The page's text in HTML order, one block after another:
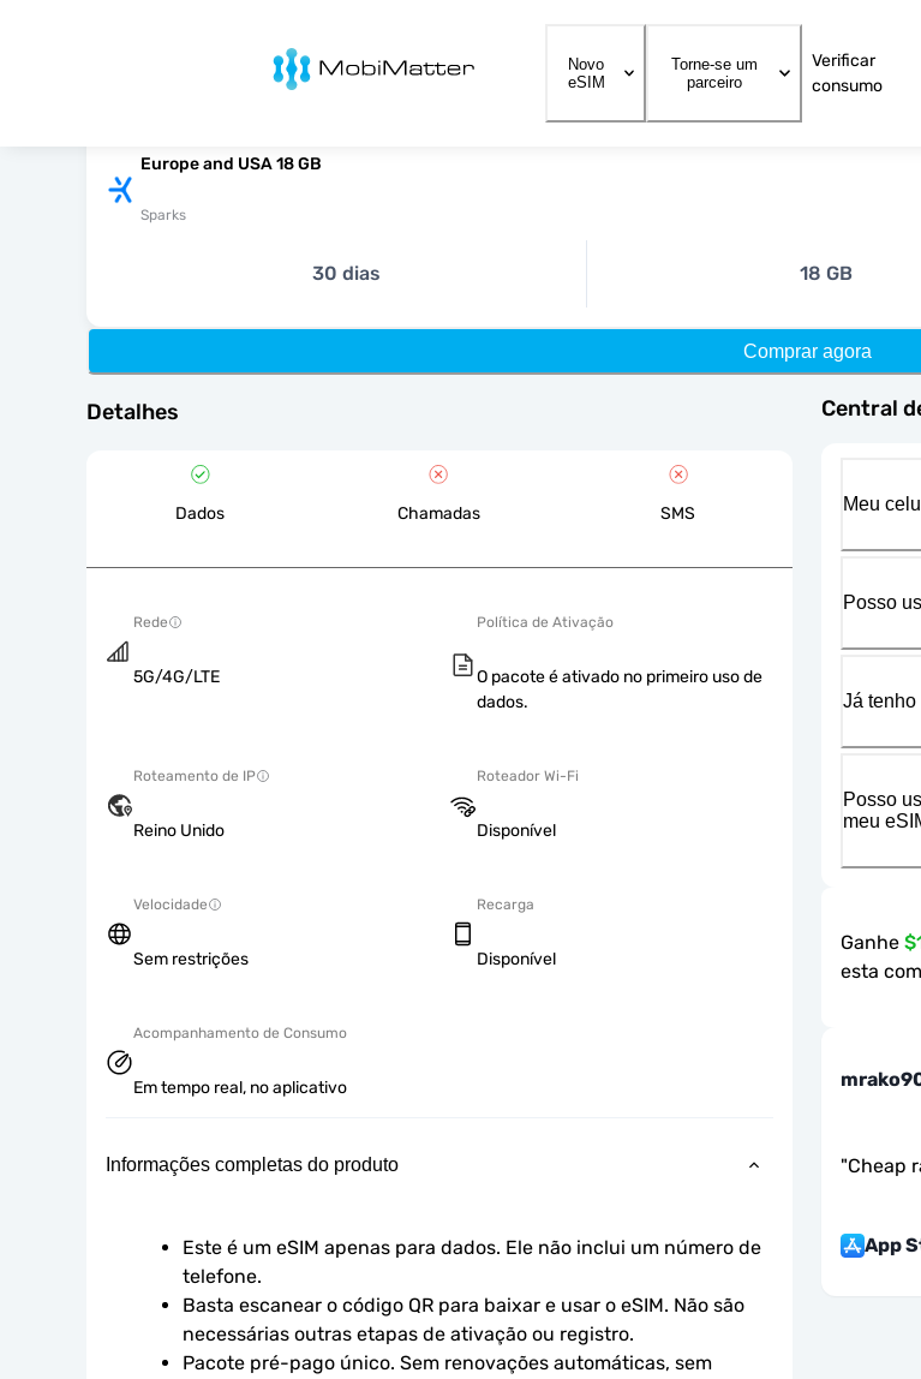
MobiMatter
Novo
eSIM
Torne-se um
parceiro
Verificar
consumo
Europe and USA 18 GB
Sparks
30 dias 18 GB
Comprar agora
Detalhes
Dados Chamadas SMS
Rede
5G/4G/LTE
Política de Ativação
O pacote é ativado no primeiro uso de
dados.
Roteamento de IP
Reino Unido
Roteador Wi-Fi
Disponível
Velocidade
Sem restrições
Recarga
Disponível
Acompanhamento de Consumo
Em tempo real, no aplicativo
Informações completas do produto
Este é um eSIM apenas para dados. Ele não inclui um número de
telefone.
Basta escanear o código QR para baixar e usar o eSIM. Não são
necessárias outras etapas de ativação ou registro.
Pacote pré-pago único. Sem renovações automáticas, sem
Central
Meu
Posso
Já tenho
Posso
meu
Ganhe
esta
"Cheap
App